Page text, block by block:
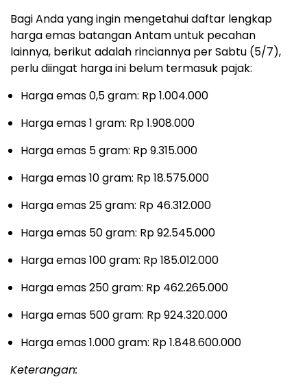
Bagi Anda yang ingin mengetahui daftar lengkap
harga emas batangan Antam untuk pecahan
lainnya, berikut adalah rinciannya per Sabtu (5/7),
perlu diingat harga ini belum termasuk pajak:
Harga emas 0,5 gram: Rp 1.004.000
Harga emas 1 gram: Rp 1.908.000
Harga emas 5 gram: Rp 9.315.000
Harga emas 10 gram: Rp 18.575.000
Harga emas 25 gram: Rp 46.312.000
Harga emas 50 gram: Rp 92.545.000
Harga emas 100 gram: Rp 185.012.000
Harga emas 250 gram: Rp 462.265.000
Harga emas 500 gram: Rp 924.320.000
Harga emas 1.000 gram: Rp 1.848.600.000
Keterangan: